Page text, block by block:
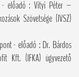
- előadó : Vityi Péter –
Szövetsége (IVSZ)
- előadó : Dr. Bárdos
Kft. (IFKA) ügyvezető